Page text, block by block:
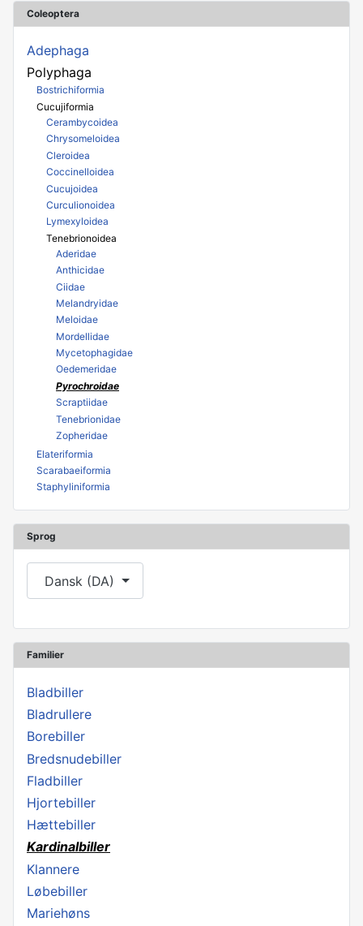
Coleoptera
Adephaga
Polyphaga
Bostrichiformia
Cucujiformia
Cerambycoidea
Chrysomeloidea
Cleroidea
Coccinelloidea
Cucujoidea
Curculionoidea
Lymexyloidea
Tenebrionoidea
Aderidae
Anthicidae
Ciidae
Melandryidae
Meloidae
Mordellidae
Mycetophagidae
Oedemeridae
Pyrochroidae
Scraptiidae
Tenebrionidae
Zopheridae
Elateriformia
Scarabaeiformia
Staphyliniformia
Sprog
Vælg dit sprog
Dansk (DA)
Familier
Bladbiller
Bladrullere
Borebiller
Bredsnudebiller
Fladbiller
Hjortebiller
Hættebiller
Kardinalbiller
Klannere
Løbebiller
Mariehøns